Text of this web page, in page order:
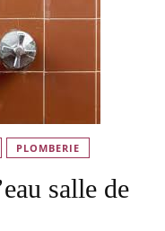
PLOMBERIE
salle de